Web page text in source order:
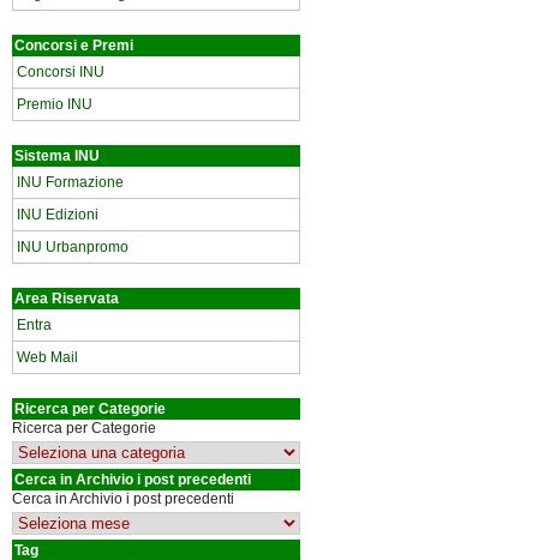
Concorsi e Premi
Concorsi INU
Premio INU
Sistema INU
INU Formazione
INU Edizioni
INU Urbanpromo
Area Riservata
Entra
Web Mail
Ricerca per Categorie
Ricerca per Categorie
Cerca in Archivio i post precedenti
Cerca in Archivio i post precedenti
Tag